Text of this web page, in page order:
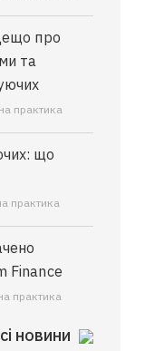
про
та
практика
що
практика
Finаnсе
практика
новини